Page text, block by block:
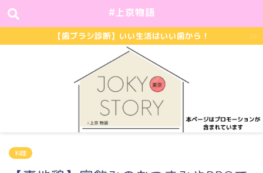
#上京物語
【歯ブラシ診断】いい生活はいい歯から！
料理